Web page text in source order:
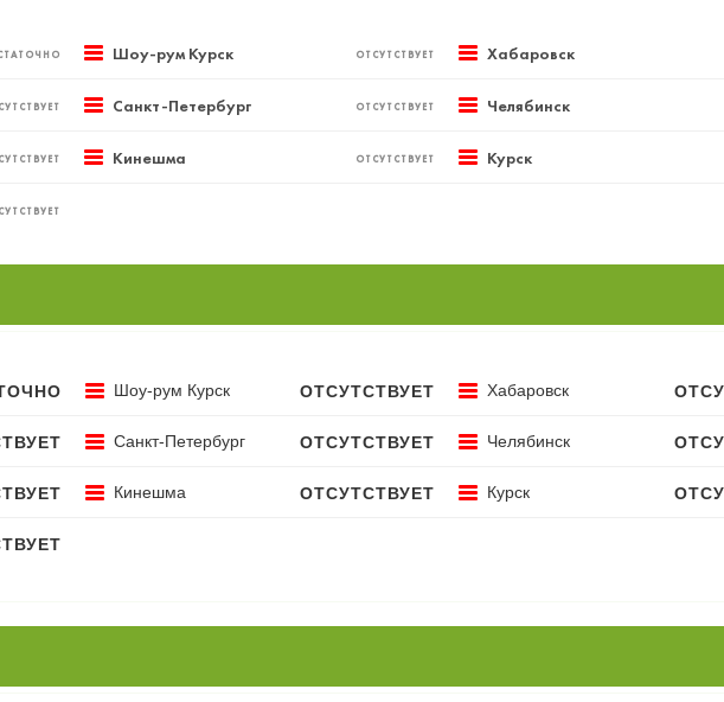
Шоу-рум Курск ОТСУТСТВУЕТ Хабаровск
Санкт-Петербург ОТСУТСТВУЕТ Челябинск
Кинешма ОТСУТСТВУЕТ Курск
Шоу-рум Курск ОТСУТСТВУЕТ Хабаровск
Санкт-Петербург ОТСУТСТВУЕТ Челябинск
Кинешма ОТСУТСТВУЕТ Курск